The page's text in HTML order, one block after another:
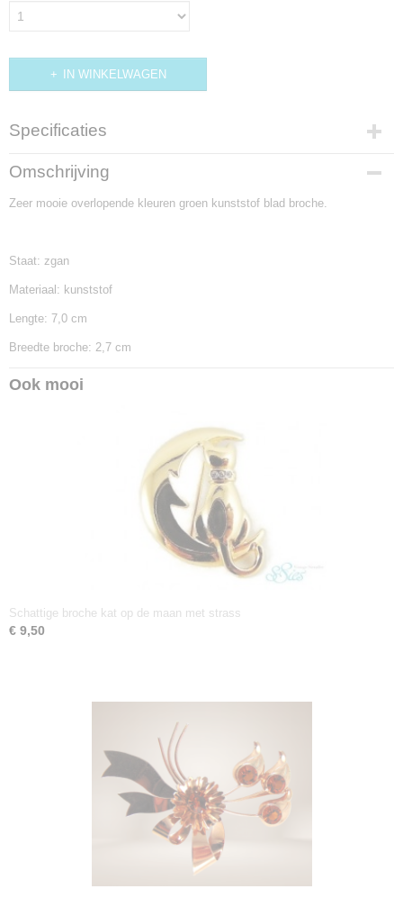
IN WINKELWAGEN
Specificaties
Productcode
BR510
Omschrijving
Zeer mooie overlopende kleuren groen kunststof blad broche.
Staat: zgan
Materiaal: kunststof
Lengte: 7,0 cm
Breedte broche: 2,7 cm
Ook mooi
Schattige broche kat op de maan met strass
€ 9,50